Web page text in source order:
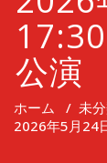
公演
ホーム / 未
2026年5月24